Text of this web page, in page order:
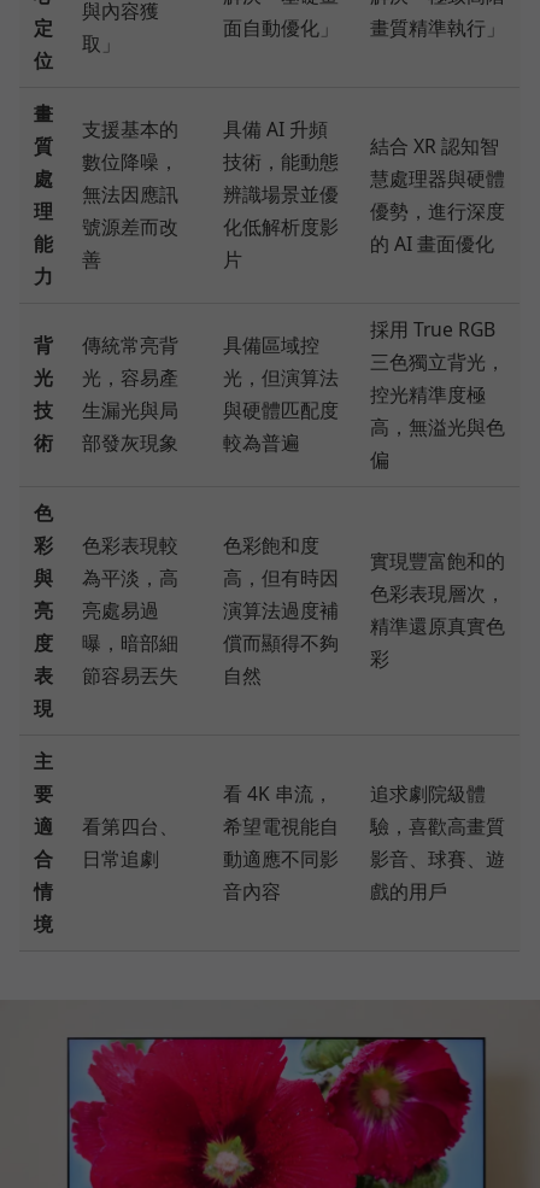
定
位
與內容獲
取」
面自動優化」
畫質精準執行」
畫
質
處
理
能
力
支援基本的
數位降噪，
無法因應訊
號源差而改
善
具備 AI 升頻
技術，能動態
辨識場景並優
化低解析度影
片
結合 XR 認知智
慧處理器與硬體
優勢，進行深度
的 AI 畫面優化
背
光
技
術
傳統常亮背
光，容易產
生漏光與局
部發灰現象
具備區域控
光，但演算法
與硬體匹配度
較為普遍
採用 True RGB
三色獨立背光，
控光精準度極
高，無溢光與色
偏
色
彩
與
亮
度
表
現
色彩表現較
為平淡，高
亮處易過
曝，暗部細
節容易丟失
色彩飽和度
高，但有時因
演算法過度補
償而顯得不夠
自然
實現豐富飽和的
色彩表現層次，
精準還原真實色
彩
主
要
適
合
情
境
看第四台、
日常追劇
看 4K 串流，
希望電視能自
動適應不同影
音內容
追求劇院級體
驗，喜歡高畫質
影音、球賽、遊
戲的用戶